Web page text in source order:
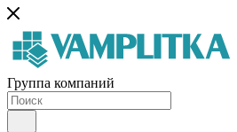
Группа компаний